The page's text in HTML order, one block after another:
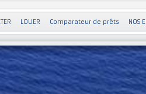
LOUER Comparateur de prêts NOS